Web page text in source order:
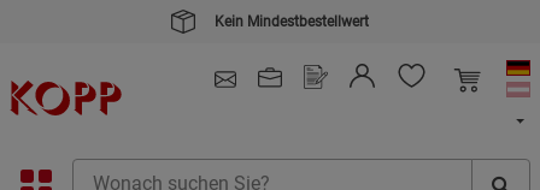
Kein Mindestbestellwert